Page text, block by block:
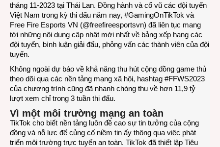
tháng 11-2023 tại Thái Lan. Đồng hành và cổ vũ các đội tuyển
Việt Nam trong kỳ thi đấu năm nay, #GamingOnTikTok và
Free Fire Esports VN (@freefireesportsvn) đã liên tục mang
tới những nội dung cập nhật mới nhất về bảng xếp hạng các
đội tuyển, bình luận giải đấu, phỏng vấn các thành viên của đội
tuyển.
Không ngoài dự báo về khả năng thu hút cộng đồng game thủ
theo dõi qua các nền tảng mạng xã hội, hashtag #FFWS2023
của chương trình cũng đã nhanh chóng thu về hơn 11,9 tỷ
lượt xem chỉ trong 3 tuần thi đấu.
Vì một môi trường mạng an toàn
TikTok cho biết nền tảng luôn đề cao sự tin tưởng của cộng
đồng và nỗ lực để củng cố niềm tin ấy thông qua việc phát
triển môi trường trực tuyến an toàn. TikTok đã thiết lập Tiêu